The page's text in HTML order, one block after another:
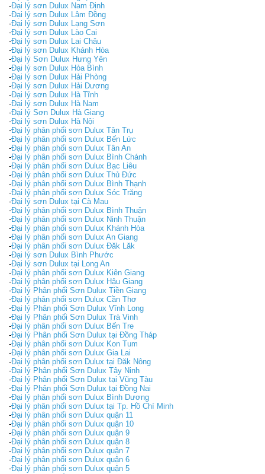
-Đại lý sơn Dulux Nam Định
-Đại lý sơn Dulux Lâm Đồng
-Đại lý sơn Dulux Lạng Sơn
-Đại lý sơn Dulux Lào Cai
-Đại lý sơn Dulux Lai Châu
-Đại lý sơn Dulux Khánh Hòa
-Đại lý Sơn Dulux Hưng Yên
-Đại lý sơn Dulux Hòa Bình
-Đại lý sơn Dulux Hải Phòng
-Đại lý sơn Dulux Hải Dương
-Đại lý sơn Dulux Hà Tĩnh
-Đại lý sơn Dulux Hà Nam
-Đại lý Sơn Dulux Hà Giang
-Đại lý sơn Dulux Hà Nội
-Đại lý phân phối sơn Dulux Tân Trụ
-Đại lý phân phối sơn Dulux Bến Lức
-Đại lý phân phối sơn Dulux Tân An
-Đại lý phân phối sơn Dulux Bình Chánh
-Đại lý phân phối sơn Dulux Bạc Liêu
-Đại lý phân phối sơn Dulux Thủ Đức
-Đại lý phân phối sơn Dulux Bình Thạnh
-Đại lý phân phối sơn Dulux Sóc Trăng
-Đại lý sơn Dulux tại Cà Mau
-Đại lý phân phối sơn Dulux Bình Thuận
-Đại lý phân phối sơn Dulux Ninh Thuận
-Đại lý phân phối sơn Dulux Khánh Hòa
-Đại lý phân phối sơn Dulux An Giang
-Đại lý phân phối sơn Dulux Đăk Lăk
-Đại lý sơn Dulux Bình Phước
-Đại lý sơn Dulux tại Long An
-Đại lý phân phối sơn Dulux Kiên Giang
-Đại lý phân phối sơn Dulux Hậu Giang
-Đại lý Phân phối Sơn Dulux Tiền Giang
-Đại lý phân phối sơn Dulux Cần Thơ
-Đại lý Phân phối Sơn Dulux Vĩnh Long
-Đại lý Phân phối Sơn Dulux Trà Vinh
-Đại lý phân phối sơn Dulux Bến Tre
-Đại lý Phân phối Sơn Dulux tại Đồng Tháp
-Đại lý phân phối sơn Dulux Kon Tum
-Đại lý phân phối sơn Dulux Gia Lai
-Đại lý phân phối sơn Dulux tại Đăk Nông
-Đại lý Phân phối Sơn Dulux Tây Ninh
-Đại lý Phân phối Sơn Dulux tại Vũng Tàu
-Đại lý Phân phối Sơn Dulux tại Đồng Nai
-Đại lý phân phối sơn Dulux Bình Dương
-Đại lý phân phối sơn Dulux tại Tp. Hồ Chí Minh
-Đại lý phân phối sơn Dulux quận 11
-Đại lý phân phối sơn Dulux quận 10
-Đại lý phân phối sơn Dulux quận 9
-Đại lý phân phối sơn Dulux quận 8
-Đại lý phân phối sơn Dulux quận 7
-Đại lý phân phối sơn Dulux quận 6
-Đại lý phân phối sơn Dulux quận 5